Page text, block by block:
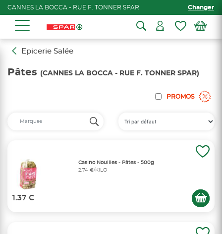
CANNES LA BOCCA - RUE F. TONNER SPAR Changer
Epicerie Salée
Pâtes (CANNES LA BOCCA - RUE F. TONNER SPAR)
PROMOS
Casino Nouilles - Pâtes - 500g
2,74 €/KILO
1.37 €